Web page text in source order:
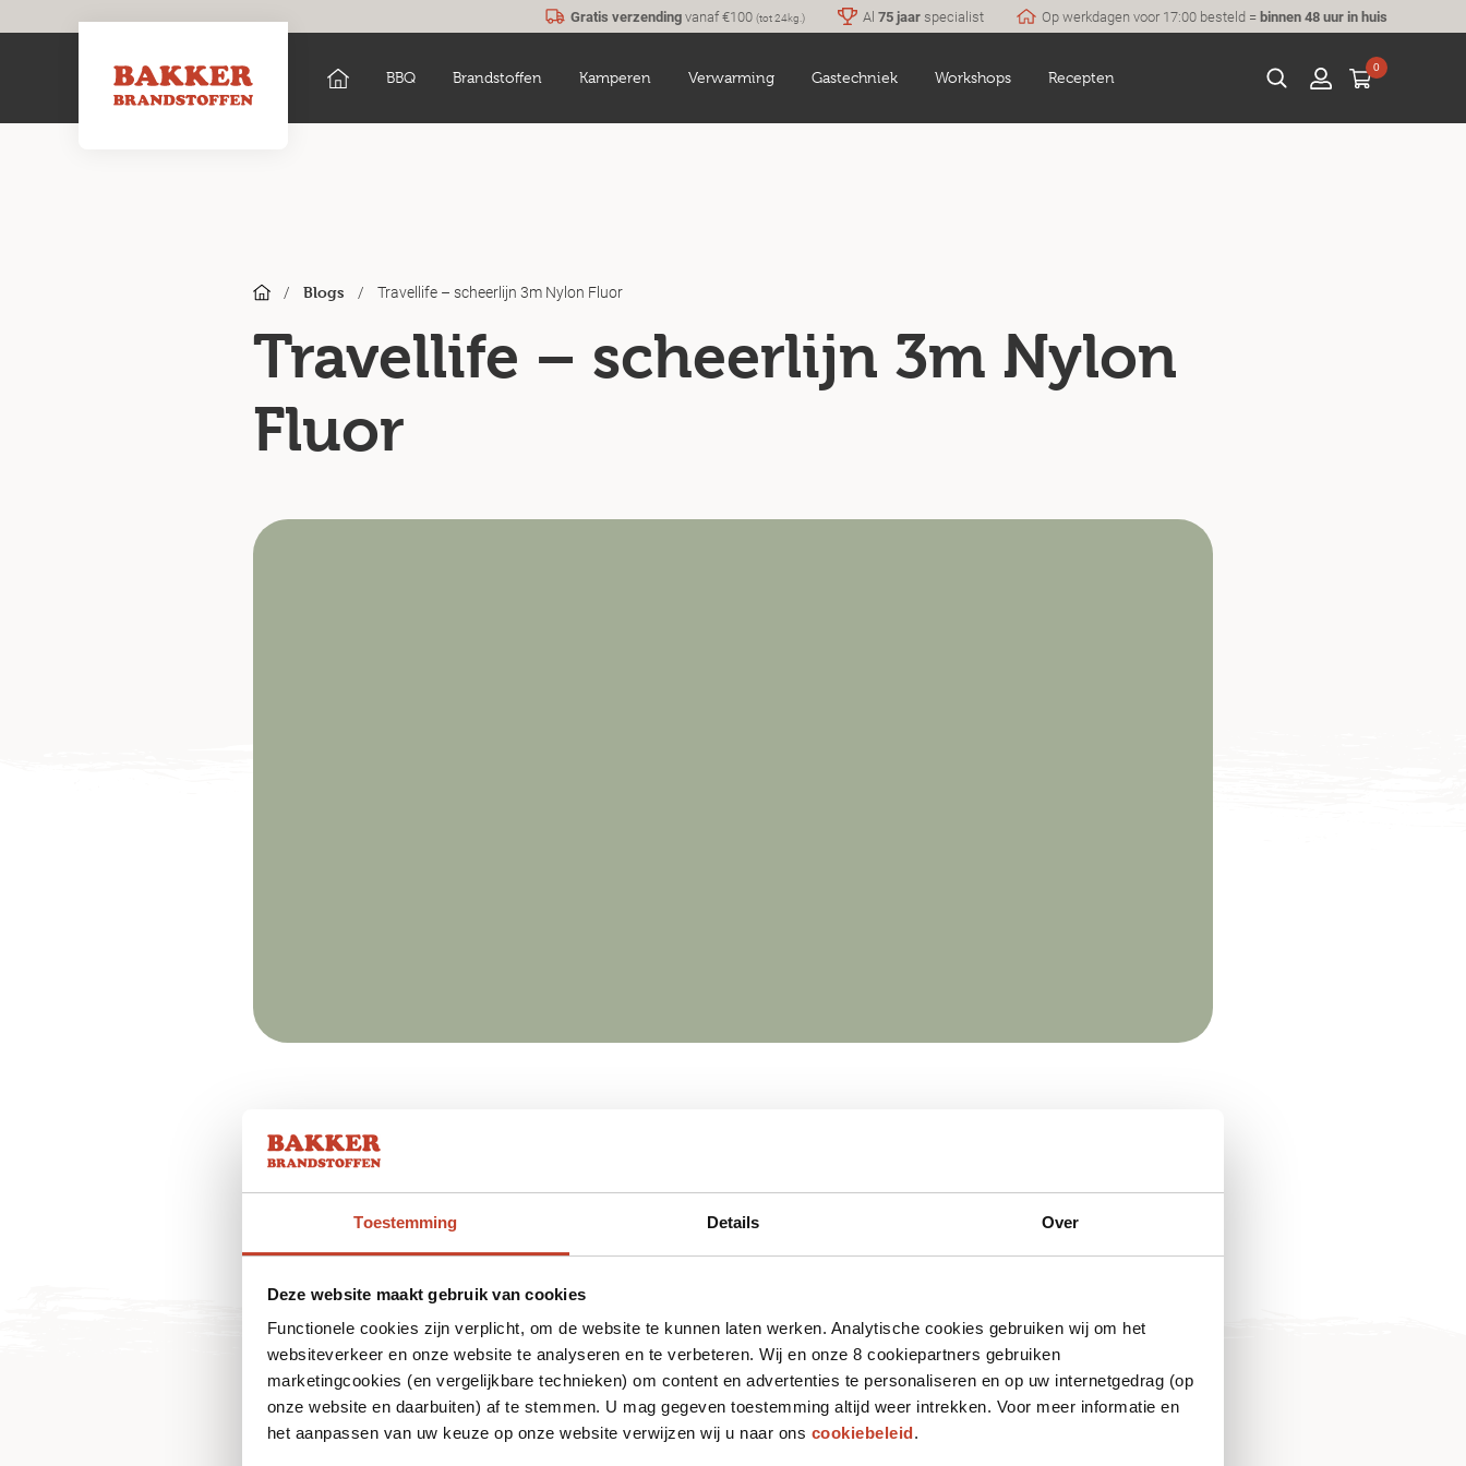
Toestemming Details Over
Deze website maakt gebruik van cookies
Functionele cookies zijn verplicht, om de website te kunnen laten werken. Analytische cookies gebruiken wij om het
websiteverkeer en onze website te analyseren en te verbeteren. Wij en onze 8 cookiepartners gebruiken
marketingcookies (en vergelijkbare technieken) om content en advertenties te personaliseren en op uw internetgedrag (op
onze website en daarbuiten) af te stemmen. U mag gegeven toestemming altijd weer intrekken. Voor meer informatie en
het aanpassen van uw keuze op onze website verwijzen wij u naar ons cookiebeleid.
Gratis verzendingvanaf €100 (tot 24kg.) Al 75 jaarspecialist Op werkdagen voor 17:00 besteld =binnen 48 uur in huis
BBQ Brandstoffen Kamperen Verwarming Gastechniek Workshops Recepten
0
/ Blogs / Travellife – scheerlijn 3m Nylon Fluor
Travellife – scheerlijn 3m Nylon
Fluor